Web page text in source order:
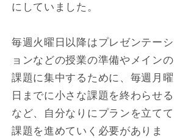
にしていました。
毎週火曜日以降はプレゼンテーシ
ョンなどの授業の準備やメインの
課題に集中するために、毎週月曜
日までに小さな課題を終わらせる
など、自分なりにプランを立てて
課題を進めていく必要がありま